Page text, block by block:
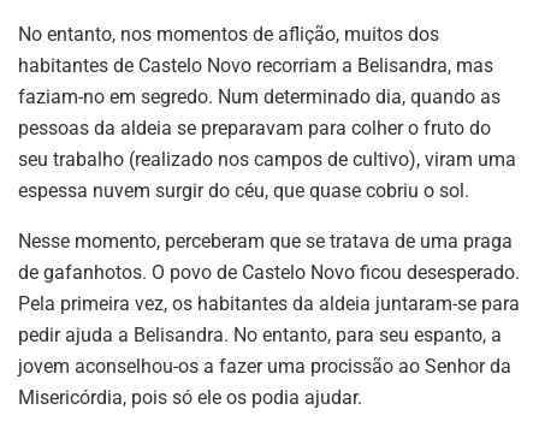
No entanto, nos momentos de aflição, muitos dos
habitantes de Castelo Novo recorriam a Belisandra, mas
faziam-no em segredo. Num determinado dia, quando as
pessoas da aldeia se preparavam para colher o fruto do
seu trabalho (realizado nos campos de cultivo), viram uma
espessa nuvem surgir do céu, que quase cobriu o sol.
Nesse momento, perceberam que se tratava de uma praga
de gafanhotos. O povo de Castelo Novo ficou desesperado.
Pela primeira vez, os habitantes da aldeia juntaram-se para
pedir ajuda a Belisandra. No entanto, para seu espanto, a
jovem aconselhou-os a fazer uma procissão ao Senhor da
Misericórdia, pois só ele os podia ajudar.